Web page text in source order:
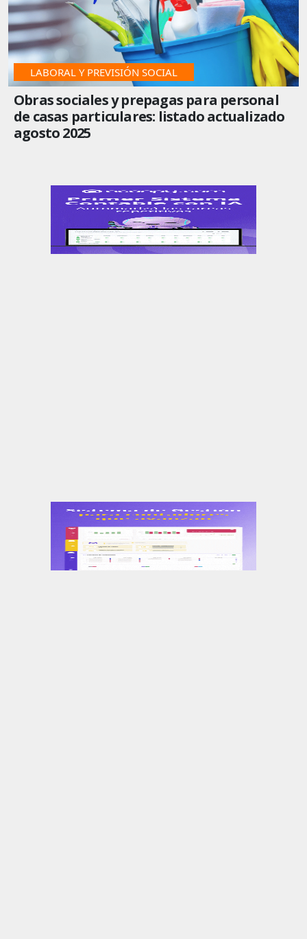
LABORAL Y PREVISIÓN SOCIAL
Obras sociales y prepagas para personal
de casas particulares: listado actualizado
agosto 2025